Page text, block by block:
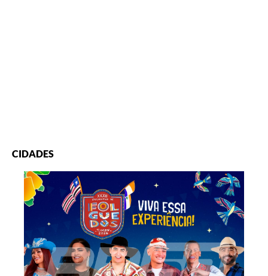
CIDADES